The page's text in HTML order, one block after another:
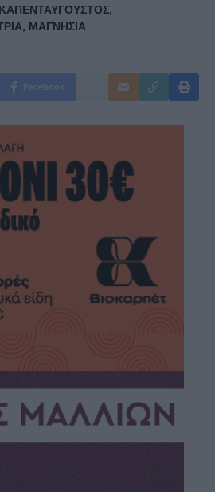
,
, ΜΑΓΝΗΣΙΑ
Facebook